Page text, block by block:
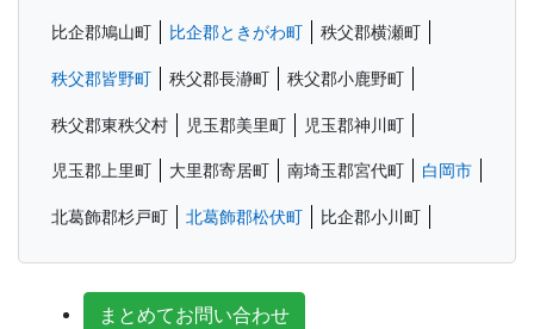
比企郡鳩山町 比企郡ときがわ町 秩父郡横瀬町
秩父郡皆野町 秩父郡長瀞町 秩父郡小鹿野町
秩父郡東秩父村 児玉郡美里町 児玉郡神川町
児玉郡上里町 大里郡寄居町 南埼玉郡宮代町 白岡市
北葛飾郡杉戸町 北葛飾郡松伏町 比企郡小川町
まとめてお問い合わせ